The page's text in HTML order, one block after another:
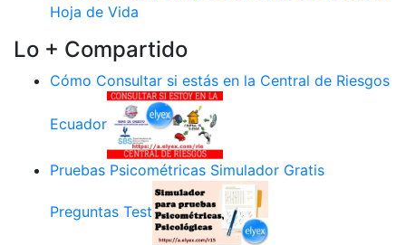
Hoja de Vida
Lo + Compartido
Cómo Consultar si estás en la Central de Riesgos
Ecuador
Pruebas Psicométricas Simulador Gratis
Preguntas Test